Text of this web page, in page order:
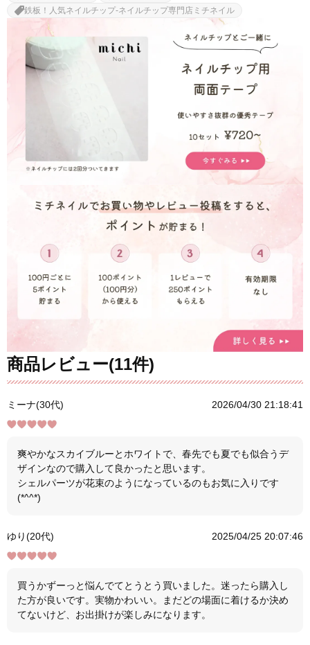
鉄板！人気ネイルチップ-ネイルチップ専門店ミチネイル
商品レビュー(11件)
ミーナ(30代) 2026/04/30 21:18:41
爽やかなスカイブルーとホワイトで、春先でも夏でも似合うデ
ザインなので購入して良かったと思います。
シェルパーツが花束のようになっているのもお気に入りです
(*^^*)
ゆり(20代) 2025/04/25 20:07:46
買うかずーっと悩んでてとうとう買いました。迷ったら購入し
た方が良いです。実物かわいい。まだどの場面に着けるか決め
てないけど、お出掛けが楽しみになります。